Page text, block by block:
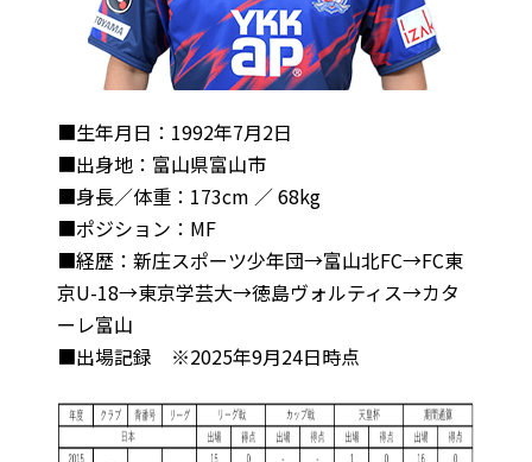
■生年月日：1992年7月2日
■出身地：富山県富山市
■身長／体重：173cm ／ 68kg
■ポジション：MF
■経歴：新庄スポーツ少年団→富山北FC→FC東
京U-18→東京学芸大→徳島ヴォルティス→カタ
ーレ富山
■出場記録 ※2025年9月24日時点